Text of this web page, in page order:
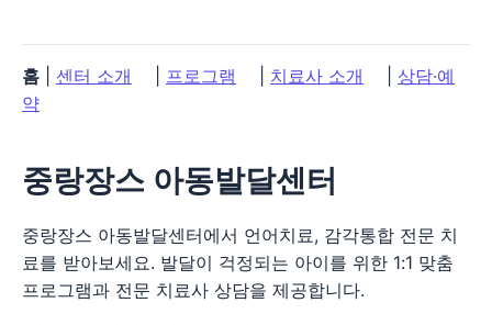
홈 센터 소개 프로그램 치료사 소개
상담·예
약
중랑장스 아동발달센터
중랑장스 아동발달센터에서 언어치료, 감각통합 전문 치
료를 받아보세요. 발달이 걱정되는 아이를 위한 1:1 맞춤
프로그램과 전문 치료사 상담을 제공합니다.